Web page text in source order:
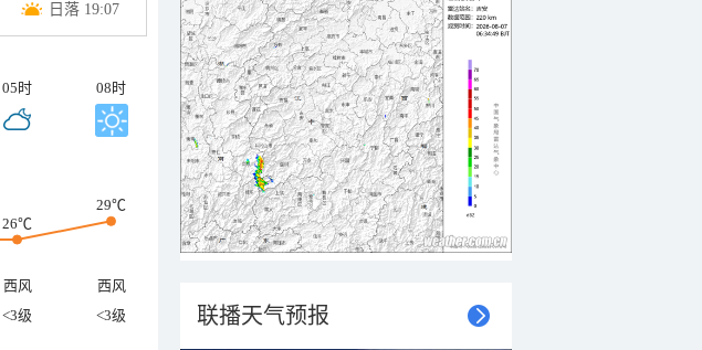
日落 19:07
05时 08时
26℃
29℃
西风
西风
<3级 <3级 联播天气预报